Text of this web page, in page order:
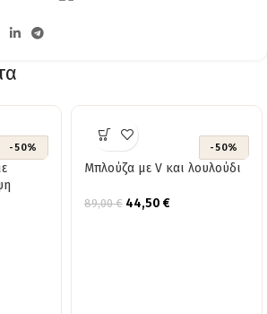
-50% -50%
Μπλούζα με V και λουλούδι
89,00€ 44,50 €